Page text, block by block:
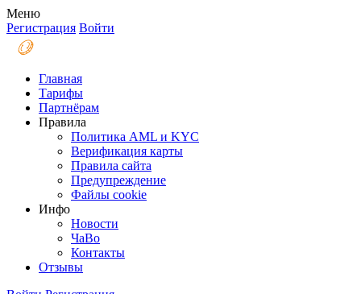
Меню
Регистрация Войти
Главная
Тарифы
Партнёрам
Правила
Политика AML и KYC
Верификация карты
Правила сайта
Предупреждение
Файлы coоkie
Инфо
Новости
ЧаВо
Контакты
Отзывы